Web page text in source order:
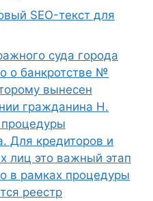
SEO-текст для
суда города
о банкротстве №
вынесен
гражданина Н.
Для кредиторов и
лиц это важный этап
в рамках процедуры
реестр